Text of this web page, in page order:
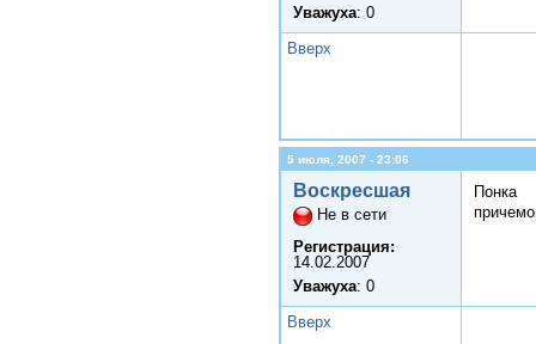
Уважуха: 0
Вверх
5 июля, 2007 - 23:06
Воскресшая
Не в сети
Регистрация:
14.02.2007
Уважуха: 0
Понка
Вверх